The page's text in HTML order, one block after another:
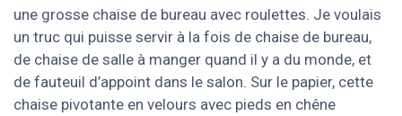
une grosse chaise de bureau avec roulettes. Je voulais
un truc qui puisse servir à la fois de chaise de bureau,
de chaise de salle à manger quand il y a du monde, et
de fauteuil d’appoint dans le salon. Sur le papier, cette
chaise pivotante en velours avec pieds en chêne